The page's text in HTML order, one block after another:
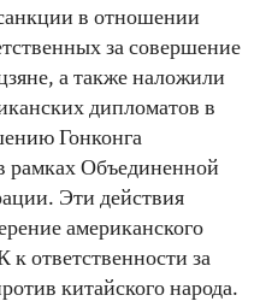
в отношении
за совершение
а также наложили
дипломатов в
Гонконга
рамках Объединенной
Эти действия
американского
ответственности за
китайского народа.